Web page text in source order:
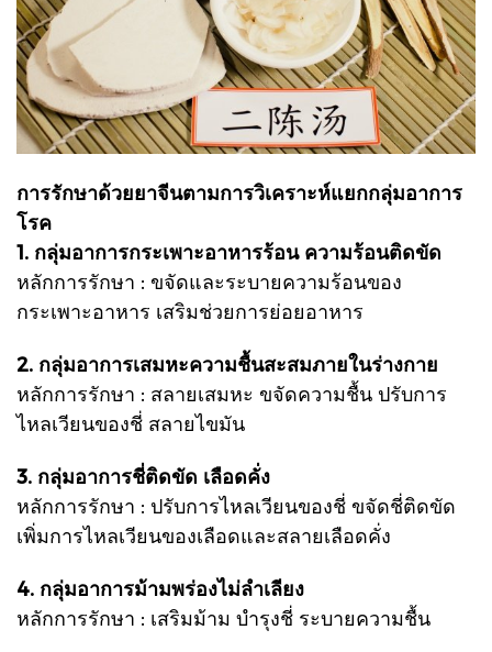
การรักษาด้วยยาจีนตามการวิเคราะห์แยกกลุ่มอาการ
โรค
1. กลุ่มอาการกระเพาะอาหารร้อน ความร้อนติดขัด
หลักการรักษา : ขจัดและระบายความร้อนของ
กระเพาะอาหาร เสริมช่วยการย่อยอาหาร
2. กลุ่มอาการเสมหะความชื้นสะสมภายในร่างกาย
หลักการรักษา : สลายเสมหะ ขจัดความชื้น ปรับการ
ไหลเวียนของชี่ สลายไขมัน
3. กลุ่มอาการชี่ติดขัด เลือดคั่ง
หลักการรักษา : ปรับการไหลเวียนของชี่ ขจัดชี่ติดขัด
เพิ่มการไหลเวียนของเลือดและสลายเลือดคั่ง
4. กลุ่มอาการม้ามพร่องไม่ลำเลียง
หลักการรักษา : เสริมม้าม บำรุงชี่ ระบายความชื้น